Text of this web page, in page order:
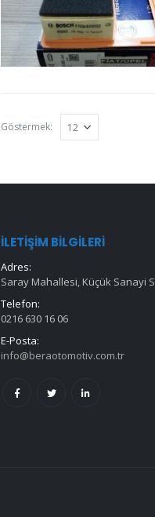
Göstermek:
İLETIŞIM BILGILERI
Adres:
Saray Mahallesi, Küçük Sanayi
Telefon:
0216 630 16 06
E-Posta:
info@beraotomotiv.com.tr